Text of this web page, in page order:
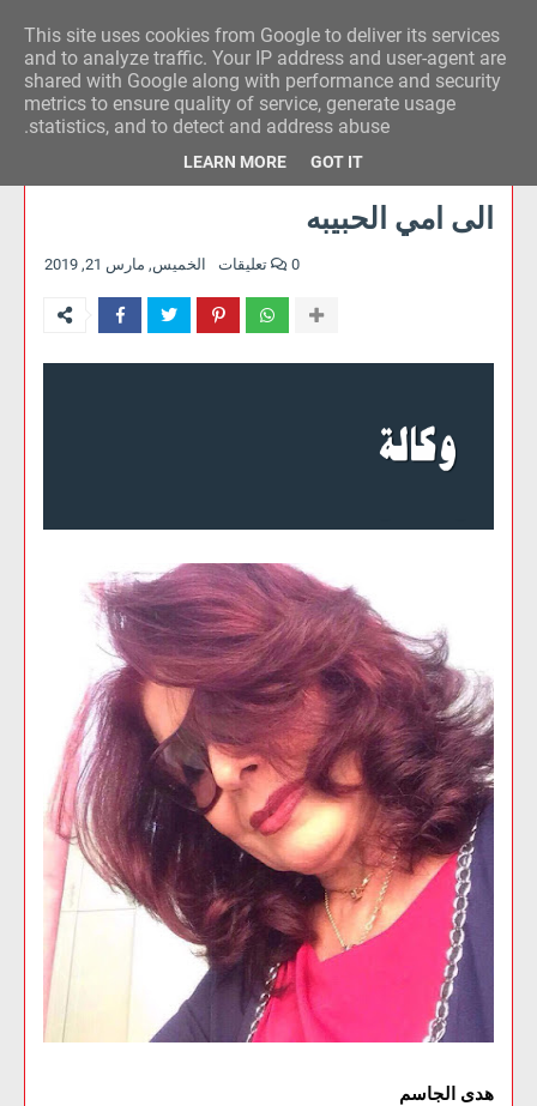
وكالة الحدث للآراء
الى امي الحبيبه
الخميس, مارس 21, 2019 0 تعليقات
هدى الجاسم
This site uses cookies from Google to deliver its services
and to analyze traffic. Your IP address and user-agent are
shared with Google along with performance and security
metrics to ensure quality of service, generate usage
statistics, and to detect and address abuse.
LEARN MORE GOT IT